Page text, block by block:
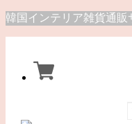
韓国インテリア雑貨通販